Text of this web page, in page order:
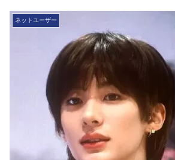
ネットユーザー